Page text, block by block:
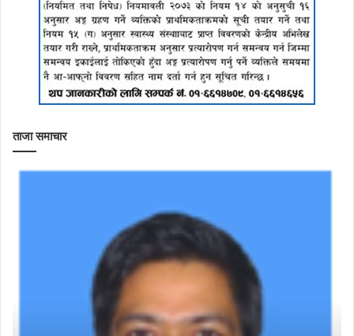
ताजा समाचार